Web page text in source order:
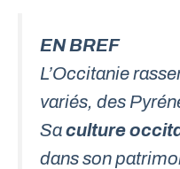
EN BREF
L’Occitanie
variés, des
Saculture
dans son